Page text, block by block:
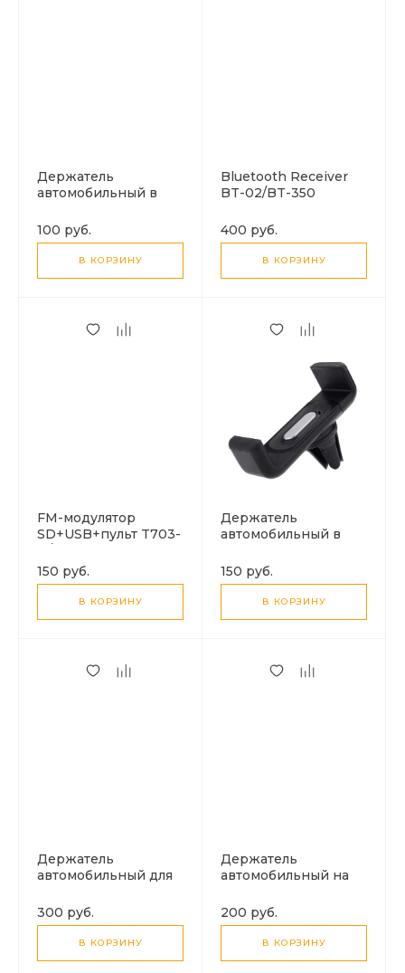
Держатель
автомобильный в
100 руб.
В КОРЗИНУ
Bluetooth Receiver
BT-02/BT-350
400 руб.
В КОРЗИНУ
FM-модулятор
SD+USB+пульт T703-
150 руб.
В КОРЗИНУ
Держатель
автомобильный в
150 руб.
В КОРЗИНУ
Держатель
автомобильный для
универсальный, 7-10
дюймов
300 руб.
В КОРЗИНУ
Держатель
автомобильный на
черный
200 руб.
В КОРЗИНУ